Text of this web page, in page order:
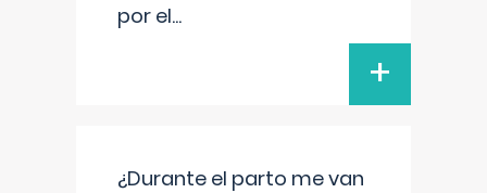
por el...
+
¿Durante el parto me van